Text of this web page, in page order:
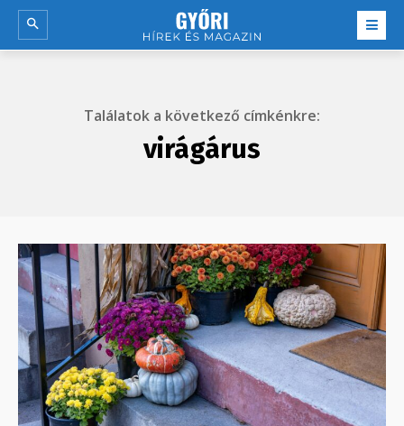
Találatok a következő címkénkre:
virágárus